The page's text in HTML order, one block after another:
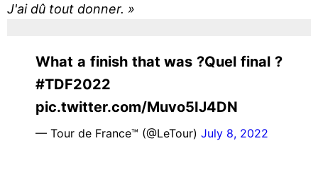
J'ai dû tout donner. »
What a finish that was ?Quel final ?
#TDF2022
pic.twitter.com/Muvo5IJ4DN
— Tour de France™ (@LeTour) July 8, 2022